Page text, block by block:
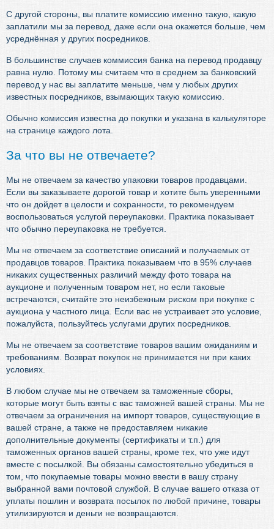
С другой стороны, вы платите комиссию именно такую, какую
заплатили мы за перевод, даже если она окажется больше, чем
усреднённая у других посредников.
В большинстве случаев коммиссия банка на перевод продавцу
равна нулю. Потому мы считаем что в среднем за банковский
перевод у нас вы заплатите меньше, чем у любых других
известных посредников, взымающих такую комиссию.
Обычно комиссия известна до покупки и указана в калькуляторе
на странице каждого лота.
За что вы не отвечаете?
Мы не отвечаем за качество упаковки товаров продавцами.
Если вы заказываете дорогой товар и хотите быть уверенными
что он дойдет в целости и сохранности, то рекомендуем
воспользоваться услугой переупаковки. Практика показывает
что обычно переупаковка не требуется.
Мы не отвечаем за соответствие описаний и получаемых от
продавцов товаров. Практика показываем что в 95% случаев
никаких существенных различий между фото товара на
аукционе и полученным товаром нет, но если таковые
встречаются, считайте это неизбежным риском при покупке с
аукциона у частного лица. Если вас не устраивает это условие,
пожалуйста, пользуйтесь услугами других посредников.
Мы не отвечаем за соответствие товаров вашим ожиданиям и
требованиям. Возврат покупок не принимается ни при каких
условиях.
В любом случае мы не отвечаем за таможенные сборы,
которые могут быть взяты с вас таможней вашей страны. Мы не
отвечаем за ограничения на импорт товаров, существующие в
вашей стране, а также не предоставляем никакие
дополнительные документы (сертификаты и т.п.) для
таможенных органов вашей страны, кроме тех, что уже идут
вместе с посылкой. Вы обязаны самостоятельно убедиться в
том, что покупаемые товары можно ввести в вашу страну
выбранной вами почтовой службой. В случае вашего отказа от
уплаты пошлин и возврата посылок по любой причине, товары
утилизируются и деньги не возвращаются.